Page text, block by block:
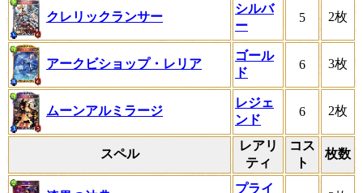
クレリックランサー
シルバ
ー
5 2枚
アークビショップ・レリア
ゴール
ド
6 3枚
ムーンアルミラージ
レジェ
ンド
6 2枚
スペル
レアリ
ティ
コス
ト
枚数
プライ